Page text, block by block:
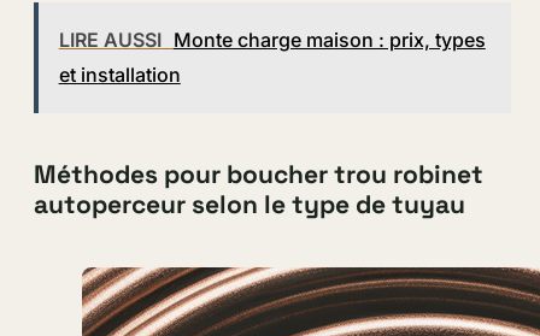
LIRE AUSSI Monte charge maison : prix, types
et installation
Méthodes pour boucher trou robinet
autoperceur selon le type de tuyau